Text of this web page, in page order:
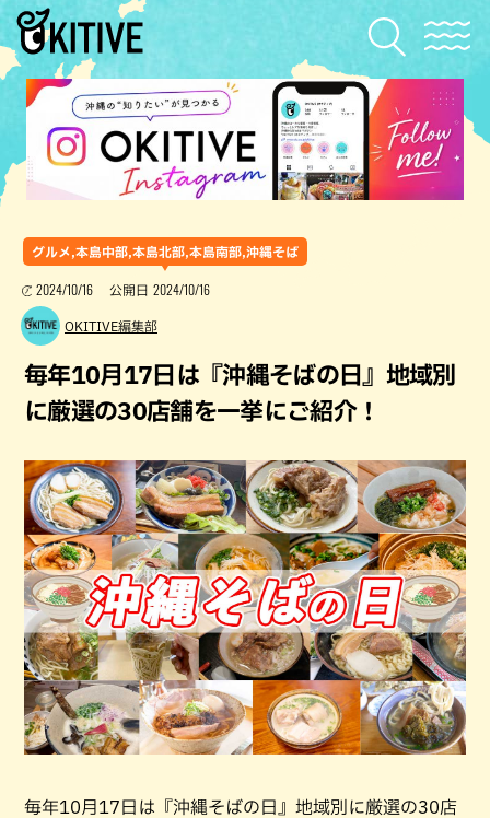
グルメ,本島中部,本島北部,本島南部,沖縄そば
2024/10/16 公開日 2024/10/16
OKITIVE編集部
毎年10月17日は『沖縄そばの日』地域別
に厳選の30店舗を一挙にご紹介！
毎年10月17日は『沖縄そばの日』地域別に厳選の30店